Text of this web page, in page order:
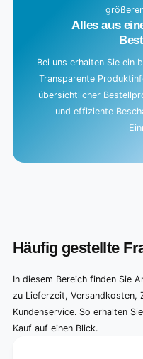
Alles aus
Bei uns erhalten Sie ein
Transparente
übersichtlicher
und effiziente
Häufig gestellte
In diesem Bereich finden Sie
zu Lieferzeit, Versandkosten,
Kundenservice. So erhalten
Kauf auf einen Blick.